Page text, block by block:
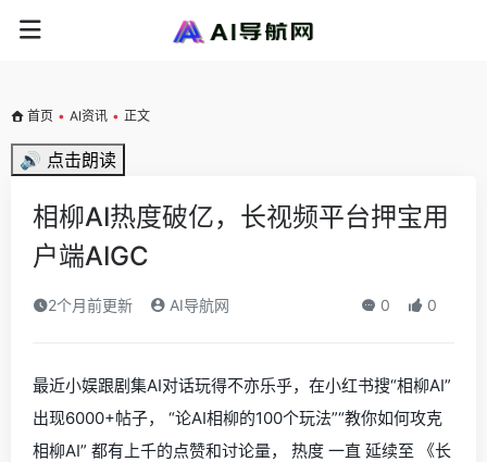
首页 • AI资讯 • 正文
🔊 点击朗读
相柳AI热度破亿，长视频平台押宝用
户端AIGC
2个月前更新 AI导航网 0 0
最近小娱跟剧集AI对话玩得不亦乐乎，在小红书搜“相柳AI”
出现6000+帖子， “论AI相柳的100个玩法”“教你如何攻克
相柳AI” 都有上千的点赞和讨论量， 热度 一直 延续至 《长